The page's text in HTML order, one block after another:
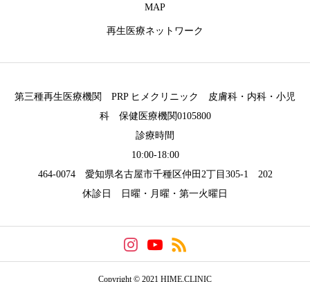
MAP
再生医療ネットワーク
第三種再生医療機関 PRP ヒメクリニック 皮膚科・内科・小児
科 保健医療機関0105800
診療時間
10:00-18:00
464-0074 愛知県名古屋市千種区仲田2丁目305-1 202
休診日 日曜・月曜・第一火曜日
Copyright © 2021 HIME.CLINIC